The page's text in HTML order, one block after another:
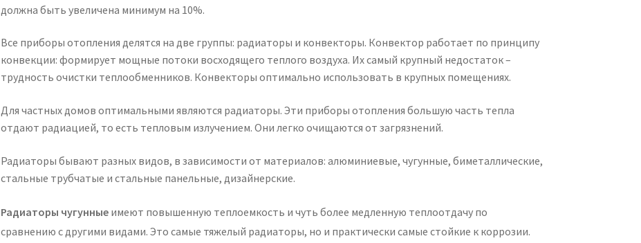
должна быть увеличена минимум на 10%.
Все приборы отопления делятся на две группы: радиаторы и конвекторы. Конвектор работает по принципу
конвекции: формирует мощные потоки восходящего теплого воздуха. Их самый крупный недостаток –
трудность очистки теплообменников. Конвекторы оптимально использовать в крупных помещениях.
Для частных домов оптимальными являются радиаторы. Эти приборы отопления большую часть тепла
отдают радиацией, то есть тепловым излучением. Они легко очищаются от загрязнений.
Радиаторы бывают разных видов, в зависимости от материалов: алюминиевые, чугунные, биметаллические,
стальные трубчатые и стальные панельные, дизайнерские.
Радиаторы чугунныеимеют повышенную теплоемкость и чуть более медленную теплоотдачу по
сравнению с другими видами. Это самые тяжелый радиаторы, но и практически самые стойкие к коррозии.